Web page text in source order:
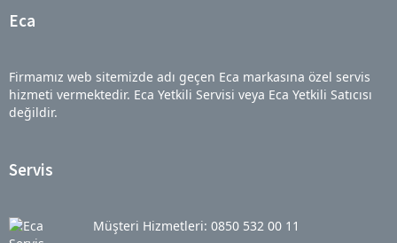
Eca
Firmamız web sitemizde adı geçen Eca markasına özel servis
hizmeti vermektedir. Eca Yetkili Servisi veya Eca Yetkili Satıcısı
değildir.
Servis
Müşteri Hizmetleri: 0850 532 00 11